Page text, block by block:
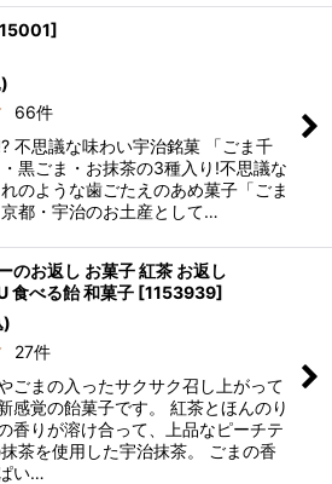
]
66件
不思議な味わい宇治銘菓 「ごま千
黒ごま・お抹茶の3種入り!不思議な
のような歯ごたえのあめ菓子「ごま
都・宇治のお土産として…
のお返し お菓子 紅茶 お返し
食べる飴 和菓子 [1153939]
)
27件
ごまの入ったサクサク召し上がって
感覚の飴菓子です。 紅茶とほんのり
香りが溶け合って、上品なピーチテ
茶を使用した宇治抹茶。 ごまの香
い…